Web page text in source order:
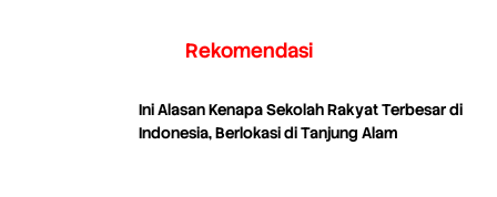
Rekomendasi
Ini Alasan Kenapa Sekolah Rakyat Terbesar di
Indonesia, Berlokasi di Tanjung Alam